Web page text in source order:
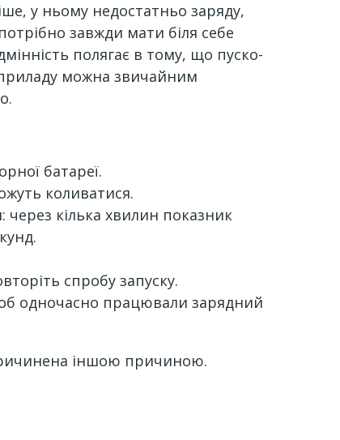
у ньому недостатньо заряду,
завжди мати біля себе
полягає в тому, що пуско-
можна звичайним
батареї.
коливатися.
кілька хвилин показник
спробу запуску.
одночасно працювали зарядний
іншою причиною.